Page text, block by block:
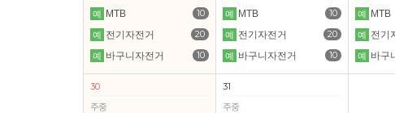
10
예
MTB
20
예 전기자전거
10
예 바구니자전거
10
예
MTB
20
예 전기자전거
10
예 바구니자전거
예
MTB
예 전기
예 바구
30
주중
31
주중